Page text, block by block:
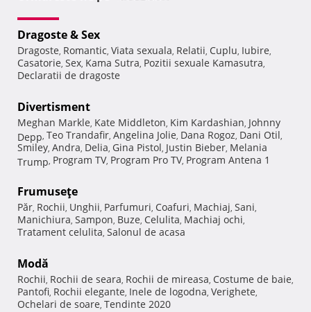
Dragoste & Sex
Dragoste, Romantic, Viata sexuala, Relatii, Cuplu, Iubire,
Casatorie, Sex, Kama Sutra, Pozitii sexuale Kamasutra,
Declaratii de dragoste
Divertisment
Meghan Markle, Kate Middleton, Kim Kardashian, Johnny
Depp, Teo Trandafir, Angelina Jolie, Dana Rogoz, Dani Otil,
Smiley, Andra, Delia, Gina Pistol, Justin Bieber, Melania
Trump, Program TV, Program Pro TV, Program Antena 1
Frumuseţe
Păr, Rochii, Unghii, Parfumuri, Coafuri, Machiaj, Sani,
Manichiura, Sampon, Buze, Celulita, Machiaj ochi,
Tratament celulita, Salonul de acasa
Modă
Rochii, Rochii de seara, Rochii de mireasa, Costume de baie,
Pantofi, Rochii elegante, Inele de logodna, Verighete,
Ochelari de soare, Tendinte 2020